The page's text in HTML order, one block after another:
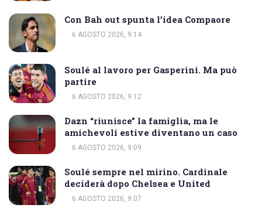
Con Bah out spunta l’idea Compaore
6 AGOSTO 2026, 9:14
Soulé al lavoro per Gasperini. Ma può
partire
6 AGOSTO 2026, 9:12
Dazn “riunisce” la famiglia, ma le
amichevoli estive diventano un caso
6 AGOSTO 2026, 9:09
Soulé sempre nel mirino. Cardinale
deciderà dopo Chelsea e United
6 AGOSTO 2026, 9:07